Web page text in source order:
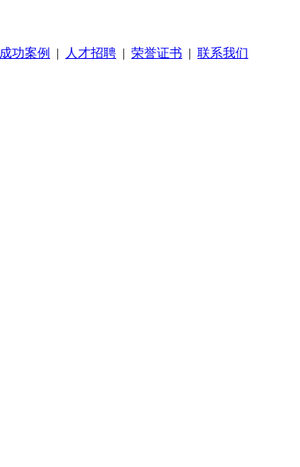
成功案例 | 人才招聘 | 荣誉证书 | 联系我们